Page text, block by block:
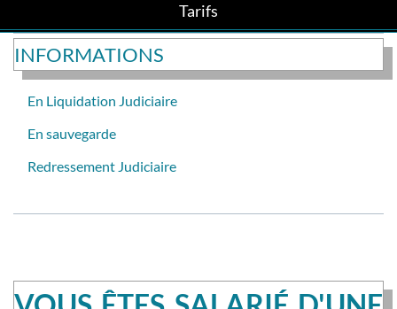
Tarifs
INFORMATIONS
En Liquidation Judiciaire
En sauvegarde
Redressement Judiciaire